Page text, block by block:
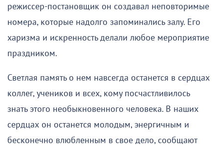
режиссер-постановщик он создавал неповторимые
номера, которые надолго запоминались залу. Его
харизма и искренность делали любое мероприятие
праздником.
Светлая память о нем навсегда останется в сердцах
коллег, учеников и всех, кому посчастливилось
знать этого необыкновенного человека. В наших
сердцах он останется молодым, энергичным и
бесконечно влюбленным в свое дело, сообщают